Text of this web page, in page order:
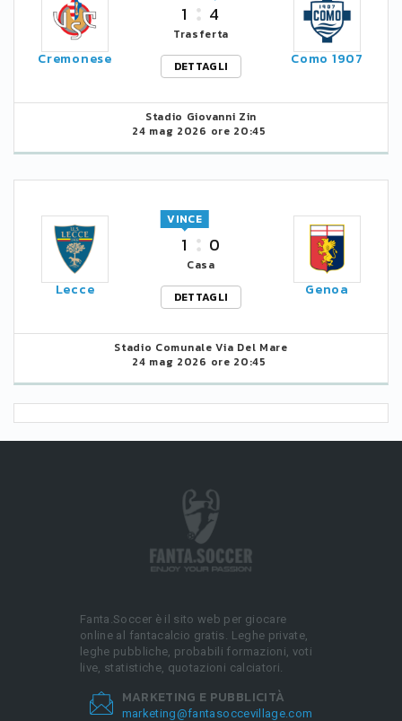
Cremonese
1 4
Trasferta
DETTAGLI
Como 1907
Stadio Giovanni Zin
24 mag 2026 ore 20:45
Lecce
1
VINCE
0
Casa
DETTAGLI
Genoa
Stadio Comunale Via Del Mare
24 mag 2026 ore 20:45
Fanta.Soccer è il sito web per giocare
online al fantacalcio gratis. Leghe private,
leghe pubbliche, probabili formazioni, voti
live, statistiche, quotazioni calciatori.
MARKETING E PUBBLICITÀ
marketing@fantasoccevillage.com